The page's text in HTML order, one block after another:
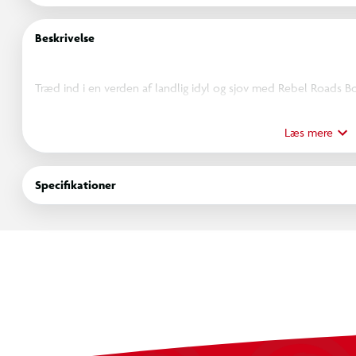
Beskrivelse
Træd ind i en verden af landlig idyl og sjov med Rebel Roads
forbinder gården med den omkringliggende natur. Perfekt til
dyrelyde og livet på landet.
Med en spændende kombination af marker, stier og
Læs mere
Specifikationer